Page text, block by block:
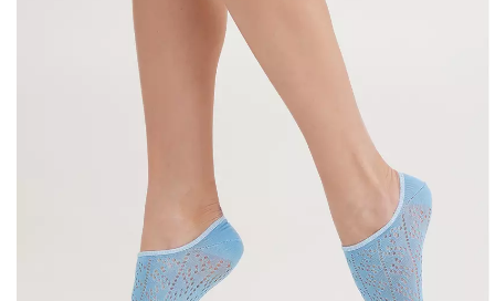
Безшовні легінси з
мікрофібри LEGGINGS 02
789 грн.
Безшовні бразиліана з
легкою корекцією
BRASILIAN SHAPEWEAR
black (чорний) Giulia
369 грн.